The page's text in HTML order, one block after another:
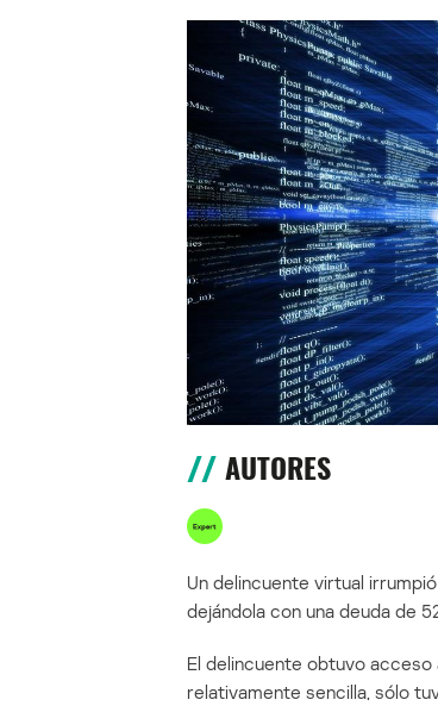
AUTORES
Un delincuente virtual
dejándola con una deuda de
El delincuente obtuvo
relativamente sencilla, sólo